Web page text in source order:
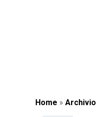
Home » Archivio